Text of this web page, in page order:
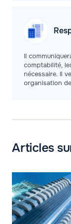
Il
comptabilité,
nécessaire. Il
organisation
Articles